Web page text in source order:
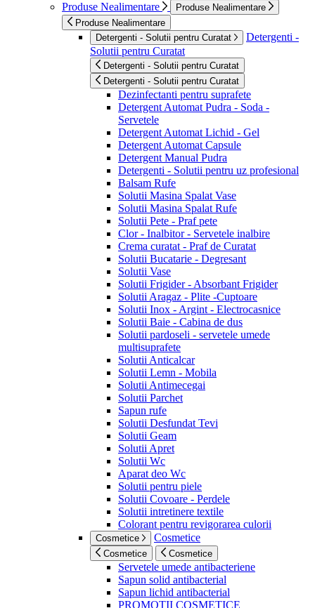
Produse Nealimentare
Produse Nealimentare
Produse Nealimentare
Detergenti - Solutii pentru Curatat
Detergenti -
Solutii pentru Curatat
Detergenti - Solutii pentru Curatat
Detergenti - Solutii pentru Curatat
Dezinfectanti pentru suprafete
Detergent Automat Pudra - Soda -
Servetele
Detergent Automat Lichid - Gel
Detergent Automat Capsule
Detergent Manual Pudra
Detergenti - Solutii pentru uz profesional
Balsam Rufe
Solutii Masina Spalat Vase
Solutii Masina Spalat Rufe
Solutii Pete - Praf pete
Clor - Inalbitor - Servetele inalbire
Crema curatat - Praf de Curatat
Solutii Bucatarie - Degresant
Solutii Vase
Solutii Frigider - Absorbant Frigider
Solutii Aragaz - Plite -Cuptoare
Solutii Inox - Argint - Electrocasnice
Solutii Baie - Cabina de dus
Solutii pardoseli - servetele umede
multisuprafete
Solutii Anticalcar
Solutii Lemn - Mobila
Solutii Antimecegai
Solutii Parchet
Sapun rufe
Solutii Desfundat Tevi
Solutii Geam
Solutii Apret
Solutii Wc
Aparat deo Wc
Solutii pentru piele
Solutii Covoare - Perdele
Solutii intretinere textile
Colorant pentru revigorarea culorii
Cosmetice Cosmetice
Cosmetice Cosmetice
Servetele umede antibacteriene
Sapun solid antibacterial
Sapun lichid antibacterial
PROMOTII COSMETICE